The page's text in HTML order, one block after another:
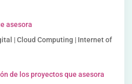
asesora
| Cloud Computing | Internet of
de los proyectos que asesora